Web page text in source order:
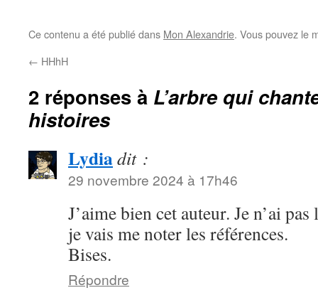
Ce contenu a été publié dans Mon Alexandrie. Vous pouvez le
← HHhH
2 réponses à L’arbre qui
histoires
Lydiadit :
29 novembre 2024 à 17h46
J’aime bien cet auteur. Je n’ai
je vais me noter les références.
Bises.
Répondre